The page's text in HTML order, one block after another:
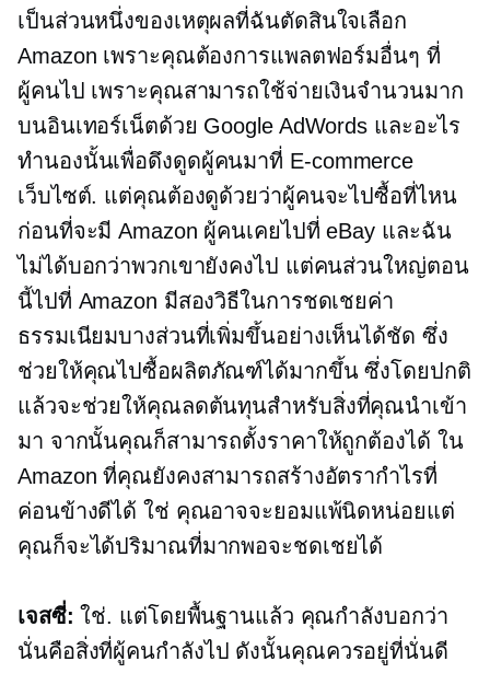
เป็นส่วนหนึ่งของเหตุผลที่ฉันตัดสินใจเลือก
Amazon เพราะคุณต้องการแพลตฟอร์มอื่นๆ ที่
ผู้คนไป เพราะคุณสามารถใช้จ่ายเงินจำนวนมาก
บนอินเทอร์เน็ตด้วย Google AdWords และอะไร
ทำนองนั้นเพื่อดึงดูดผู้คนมาที่ E-commerce
เว็บไซต์. แต่คุณต้องดูด้วยว่าผู้คนจะไปซื้อที่ไหน
ก่อนที่จะมี Amazon ผู้คนเคยไปที่ eBay และฉัน
ไม่ได้บอกว่าพวกเขายังคงไป แต่คนส่วนใหญ่ตอน
นี้ไปที่ Amazon มีสองวิธีในการชดเชยค่า
ธรรมเนียมบางส่วนที่เพิ่มขึ้นอย่างเห็นได้ชัด ซึ่ง
ช่วยให้คุณไปซื้อผลิตภัณฑ์ได้มากขึ้น ซึ่งโดยปกติ
แล้วจะช่วยให้คุณลดต้นทุนสำหรับสิ่งที่คุณนำเข้า
มา จากนั้นคุณก็สามารถตั้งราคาให้ถูกต้องได้ ใน
Amazon ที่คุณยังคงสามารถสร้างอัตรากำไรที่
ค่อนข้างดีได้ ใช่ คุณอาจจะยอมแพ้นิดหน่อยแต่
คุณก็จะได้ปริมาณที่มากพอจะชดเชยได้
เจสซี่: ใช่. แต่โดยพื้นฐานแล้ว คุณกำลังบอกว่า
นั่นคือสิ่งที่ผู้คนกำลังไป ดังนั้นคุณควรอยู่ที่นั่นดี